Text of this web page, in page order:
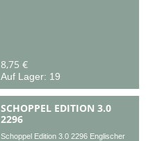
8,75 €
Auf Lager: 19
SCHOPPEL EDITION 3.0
2296
Schoppel Edition 3.0 2296 Englischer